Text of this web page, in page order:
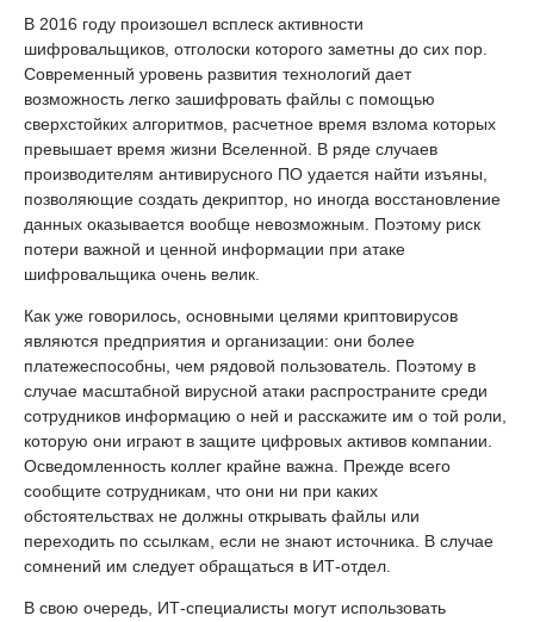
В 2016 году произошел всплеск активности
шифровальщиков, отголоски которого заметны до сих пор.
Современный уровень развития технологий дает
возможность легко зашифровать файлы с помощью
сверхстойких алгоритмов, расчетное время взлома которых
превышает время жизни Вселенной. В ряде случаев
производителям антивирусного ПО удается найти изъяны,
позволяющие создать декриптор, но иногда восстановление
данных оказывается вообще невозможным. Поэтому риск
потери важной и ценной информации при атаке
шифровальщика очень велик.
Как уже говорилось, основными целями криптовирусов
являются предприятия и организации: они более
платежеспособны, чем рядовой пользователь. Поэтому в
случае масштабной вирусной атаки распространите среди
сотрудников информацию о ней и расскажите им о той роли,
которую они играют в защите цифровых активов компании.
Осведомленность коллег крайне важна. Прежде всего
сообщите сотрудникам, что они ни при каких
обстоятельствах не должны открывать файлы или
переходить по ссылкам, если не знают источника. В случае
сомнений им следует обращаться в ИТ-отдел.
В свою очередь, ИТ-специалисты могут использовать